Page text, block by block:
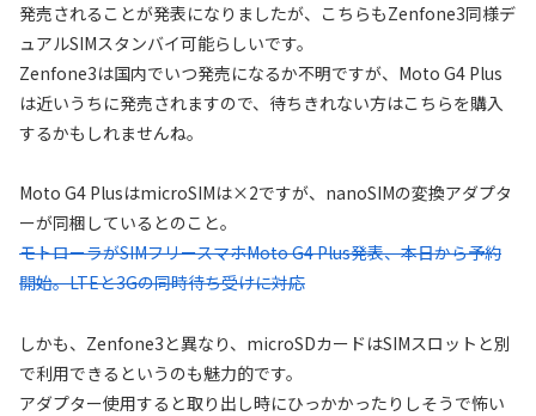
発売されることが発表になりましたが、こちらもZenfone3同様デ
ュアルSIMスタンバイ可能らしいです。
Zenfone3は国内でいつ発売になるか不明ですが、Moto G4 Plus
は近いうちに発売されますので、待ちきれない方はこちらを購入
するかもしれませんね。
Moto G4 PlusはmicroSIMは×2ですが、nanoSIMの変換アダプタ
ーが同梱しているとのこと。
モトローラがSIMフリースマホMoto G4 Plus発表、本日から予約
開始。LTEと3Gの同時待ち受けに対応
しかも、Zenfone3と異なり、microSDカードはSIMスロットと別
で利用できるというのも魅力的です。
アダプター使用すると取り出し時にひっかかったりしそうで怖い